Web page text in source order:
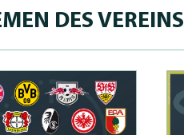
DES VEREINS